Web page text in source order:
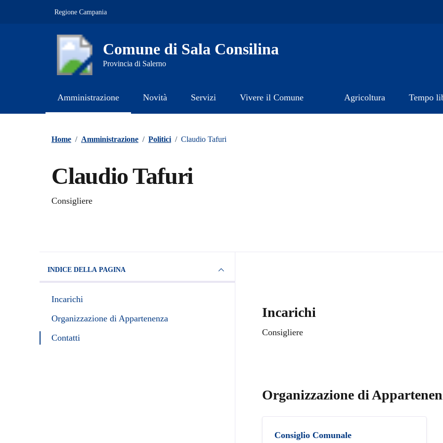
Regione Campania
Comune di Sala Consilina
Provincia di Salerno
Amministrazione Novità Servizi Vivere il Comune Agricoltura Tempo
Home / Amministrazione / Politici / Claudio Tafuri
Claudio Tafuri
Consigliere
INDICE DELLA PAGINA
Incarichi
Organizzazione di Appartenenza
Contatti
Incarichi
Consigliere
Organizzazione di
Consiglio Comunale